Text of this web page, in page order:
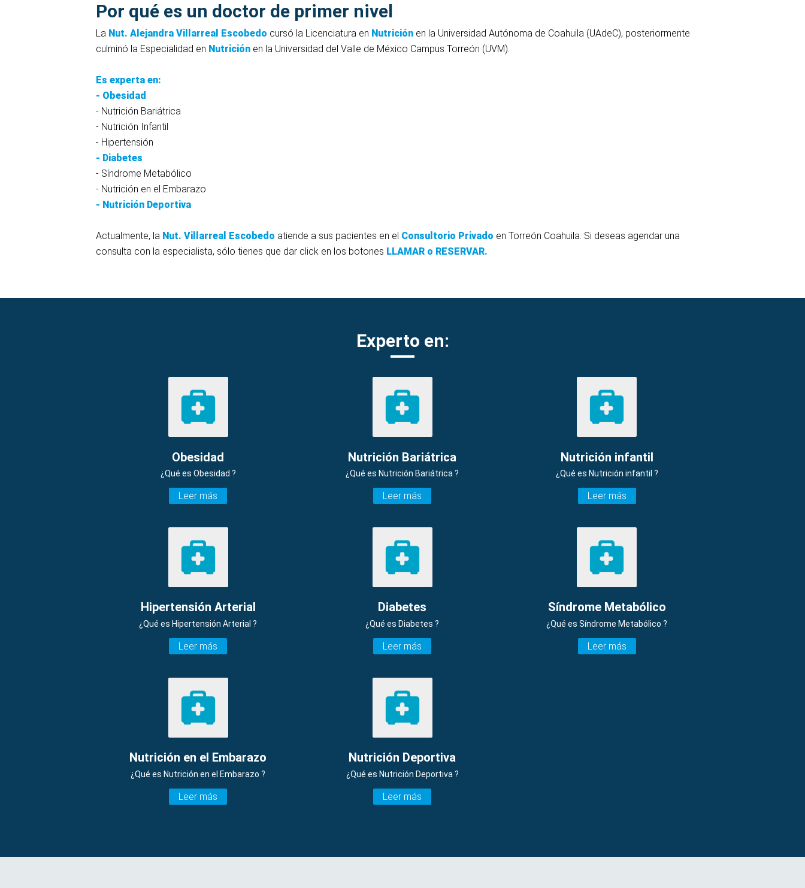
Por qué es un doctor de primer nivel
La Nut. Alejandra Villarreal Escobedo cursó la Licenciatura en Nutrición en la Universidad Autónoma de Coahuila (UAdeC), posteriormente
culminó la Especialidad en Nutrición en la Universidad del Valle de México Campus Torreón (UVM).
Es experta en:
- Obesidad
- Nutrición Bariátrica
- Nutrición Infantil
- Hipertensión
- Diabetes
- Síndrome Metabólico
- Nutrición en el Embarazo
- Nutrición Deportiva
Actualmente, la Nut. Villarreal Escobedo atiende a sus pacientes en el Consultorio Privado en Torreón Coahuila. Si deseas agendar una
consulta con la especialista, sólo tienes que dar click en los botones LLAMAR o RESERVAR.
Experto en:
Obesidad
¿Qué es Obesidad ?
Leer más
Nutrición Bariátrica
¿Qué es Nutrición Bariátrica ?
Leer más
Nutrición infantil
¿Qué es Nutrición infantil ?
Leer más
Hipertensión Arterial
¿Qué es Hipertensión Arterial ?
Leer más
Diabetes
¿Qué es Diabetes ?
Leer más
Síndrome Metabólico
¿Qué es Síndrome Metabólico ?
Leer más
Nutrición en el Embarazo
¿Qué es Nutrición en el Embarazo ?
Leer más
Nutrición Deportiva
¿Qué es Nutrición Deportiva ?
Leer más